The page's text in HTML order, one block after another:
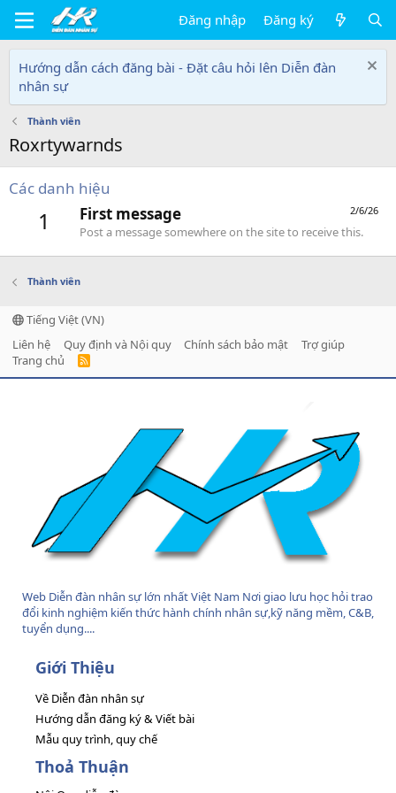
Đăng nhập Đăng ký
Hướng dẫn cách đăng bài - Đặt câu hỏi lên Diễn đàn
nhân sự
Thành viên
Roxrtywarnds
Các danh hiệu
1 2/6/26
First message
Post a message somewhere on the site to receive this.
Thành viên
Tiếng Việt (VN)
Liên hệ
Quy định và Nội quy Chính sách bảo mật
Trợ giúp
Trang chủ
R
Web Diễn đàn nhân sự lớn nhất Việt Nam Nơi giao lưu học hỏi trao
đổi kinh nghiệm kiến thức hành chính nhân sự,kỹ năng mềm, C&B,
tuyển dụng....
Giới Thiệu
Về Diễn đàn nhân sự
Hướng dẫn đăng ký & Viết bài
Mẫu quy trình, quy chế
Thoả Thuận